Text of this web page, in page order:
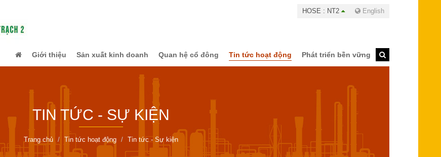
HOSE : NT2 English
Giới thiệu Sản xuất kinh doanh Quan hệ cổ đông Tin tức hoạt động Phát triển bền vững
TIN TỨC - SỰ KIỆN
Trang chủ Tin tức hoạt động Tin tức - Sự kiện